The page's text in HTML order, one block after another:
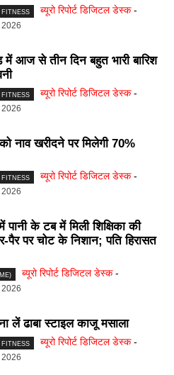
FITNESS ब्यूरो रिपोर्ट डिजिटल डेस्क -
में आज से तीन दिन बहुत भारी बारिश
FITNESS ब्यूरो रिपोर्ट डिजिटल डेस्क -
नाव खरीदने पर मिलेगी 70%
FITNESS ब्यूरो रिपोर्ट डिजिटल डेस्क -
पानी के टब में मिली शिक्षिका की
पैर पर चोट के निशान; पति हिरासत
ब्यूरो रिपोर्ट डिजिटल डेस्क -
लें ढाबा स्टाइल काजू मसाला
FITNESS ब्यूरो रिपोर्ट डिजिटल डेस्क -